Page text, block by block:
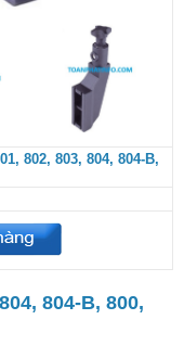
802, 803, 804, 804-B,
804-B, 800,